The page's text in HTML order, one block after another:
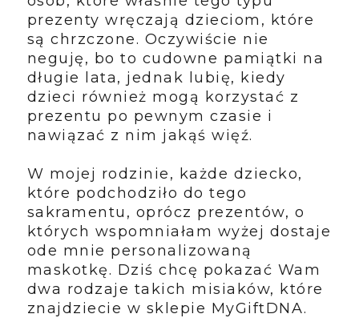
prezenty wręczają dzieciom, które
są chrzczone. Oczywiście nie
neguję, bo to cudowne pamiątki na
długie lata, jednak lubię, kiedy
dzieci również mogą korzystać z
prezentu po pewnym czasie i
nawiązać z nim jakąś więź.
W mojej rodzinie, każde dziecko,
które podchodziło do tego
sakramentu, oprócz prezentów, o
których wspomniałam wyżej dostaje
ode mnie personalizowaną
maskotkę. Dziś chcę pokazać Wam
dwa rodzaje takich misiaków, które
znajdziecie w sklepie MyGiftDNA.